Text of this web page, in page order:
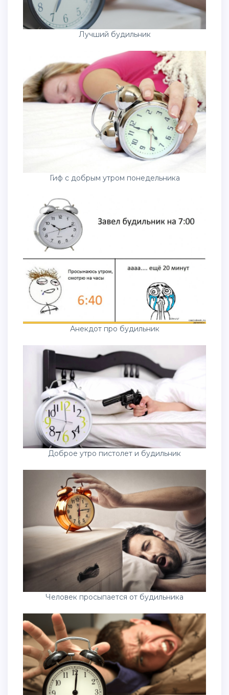
Лучший будильник
Гиф с добрым утром понедельника
Анекдот про будильник
Доброе утро пистолет и будильник
Человек просыпается от будильника